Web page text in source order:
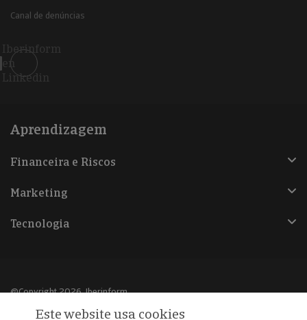
Canal de denúncias
Iberinform
en
Linkedin
Aprendizagem
Financeira e Riscos
Marketing
Tecnologia
@Copyright 2026, Iberinform
Este website usa cookies